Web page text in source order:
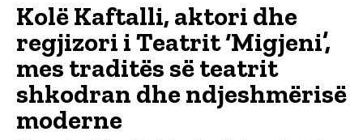
Kolë Kaftalli, aktori dhe
regjizori i Teatrit ‘Migjeni’,
mes traditës së teatrit
shkodran dhe ndjeshmërisë
moderne